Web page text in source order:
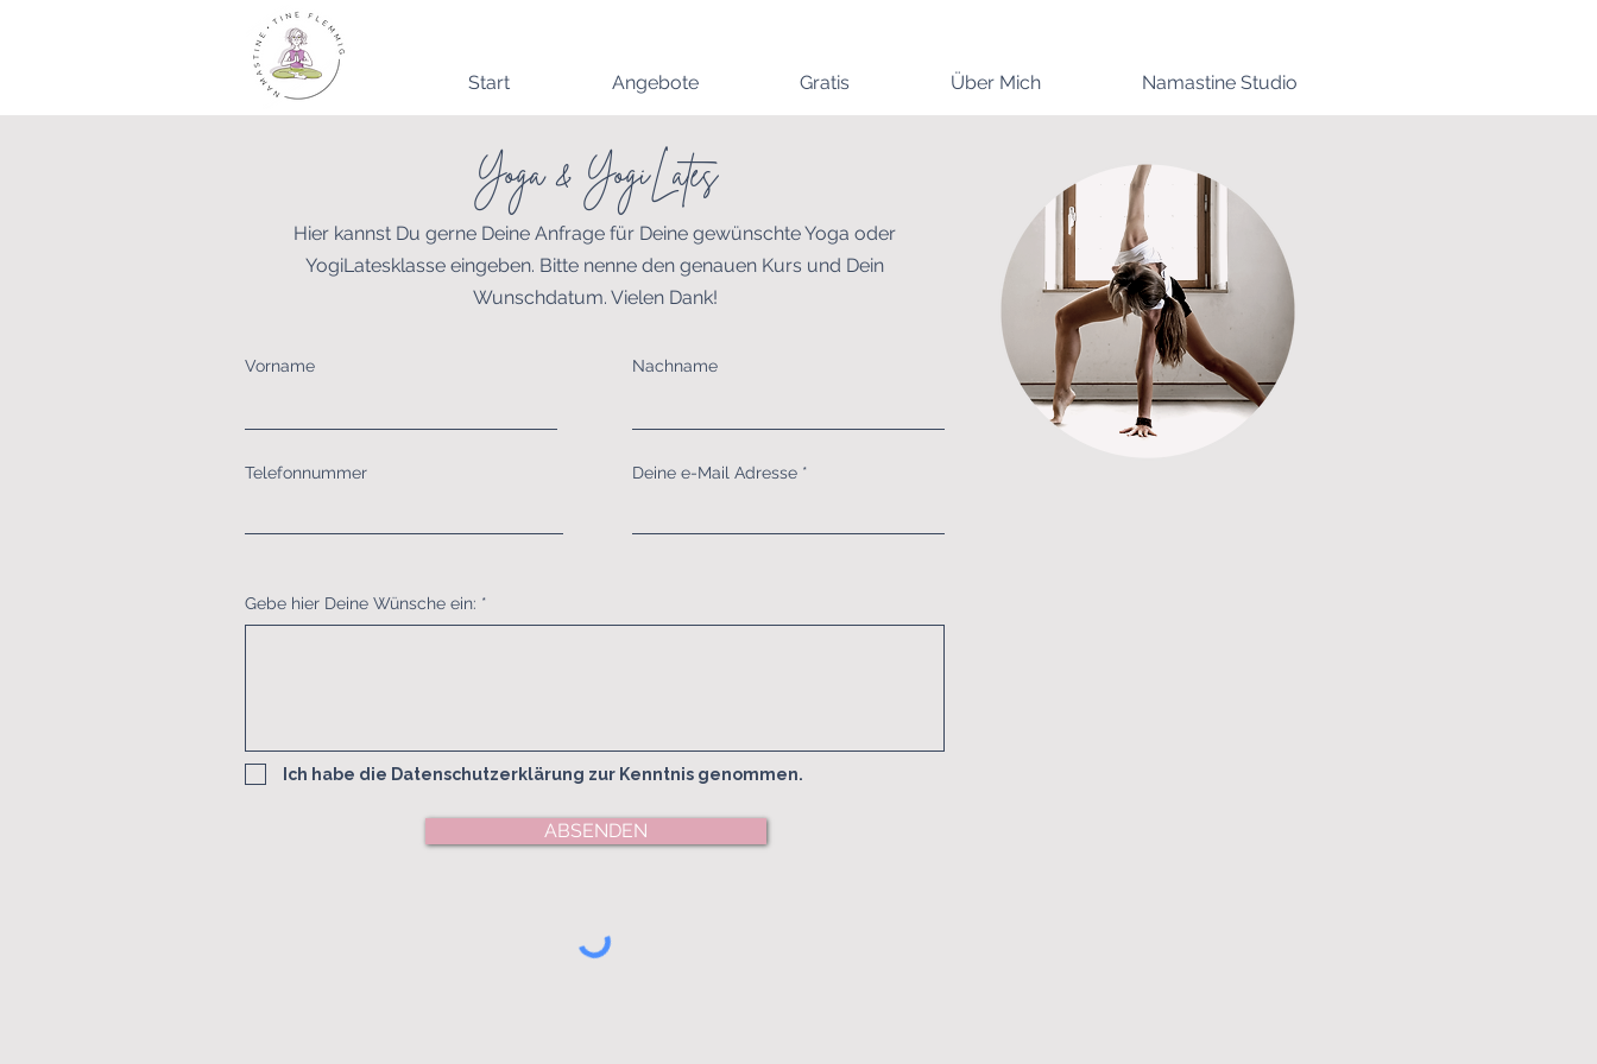
Start Angebote Gratis Über Mich Namastine Studio
Yoga & YogiLates
Hier kannst Du gerne Deine Anfrage für Deine gewünschte Yoga oder
YogiLatesklasse eingeben. Bitte nenne den genauen Kurs und Dein
Wunschdatum. Vielen Dank!
Vorname
Telefonnummer
Nachname
Deine e-Mail Adresse
Gebe hier Deine Wünsche ein:
Ich habe die Datenschutzerklärung zur Kenntnis genommen.
ABSENDEN